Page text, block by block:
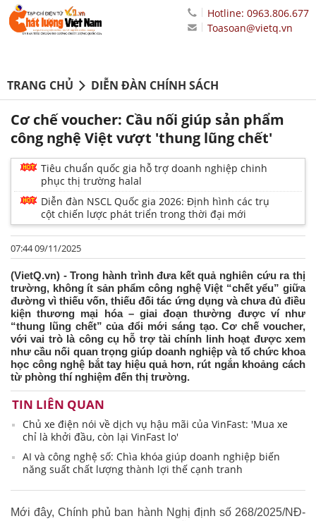
Hotline: 0963.806.677
Toasoan@vietq.vn
TRANG CHỦ DIỄN ĐÀN CHÍNH SÁCH
Cơ chế voucher: Cầu nối giúp sản phẩm
công nghệ Việt vượt 'thung lũng chết'
Tiêu chuẩn quốc gia hỗ trợ doanh nghiệp chinh
phục thị trường halal
Diễn đàn NSCL Quốc gia 2026: Định hình các trụ
cột chiến lược phát triển trong thời đại mới
07:44 09/11/2025
(VietQ.vn) - Trong hành trình đưa kết quả nghiên cứu ra thị
trường, không ít sản phẩm công nghệ Việt “chết yểu” giữa
đường vì thiếu vốn, thiếu đối tác ứng dụng và chưa đủ điều
kiện thương mại hóa – giai đoạn thường được ví như
“thung lũng chết” của đổi mới sáng tạo. Cơ chế voucher,
với vai trò là công cụ hỗ trợ tài chính linh hoạt được xem
như cầu nối quan trọng giúp doanh nghiệp và tổ chức khoa
học công nghệ bắt tay hiệu quả hơn, rút ngắn khoảng cách
từ phòng thí nghiệm đến thị trường.
TIN LIÊN QUAN
Chủ xe điện nói về dịch vụ hậu mãi của VinFast: 'Mua xe
chỉ là khởi đầu, còn lại VinFast lo'
AI và công nghệ số: Chìa khóa giúp doanh nghiệp biến
năng suất chất lượng thành lợi thế cạnh tranh
Mới đây, Chính phủ ban hành Nghị định số 268/2025/NĐ-